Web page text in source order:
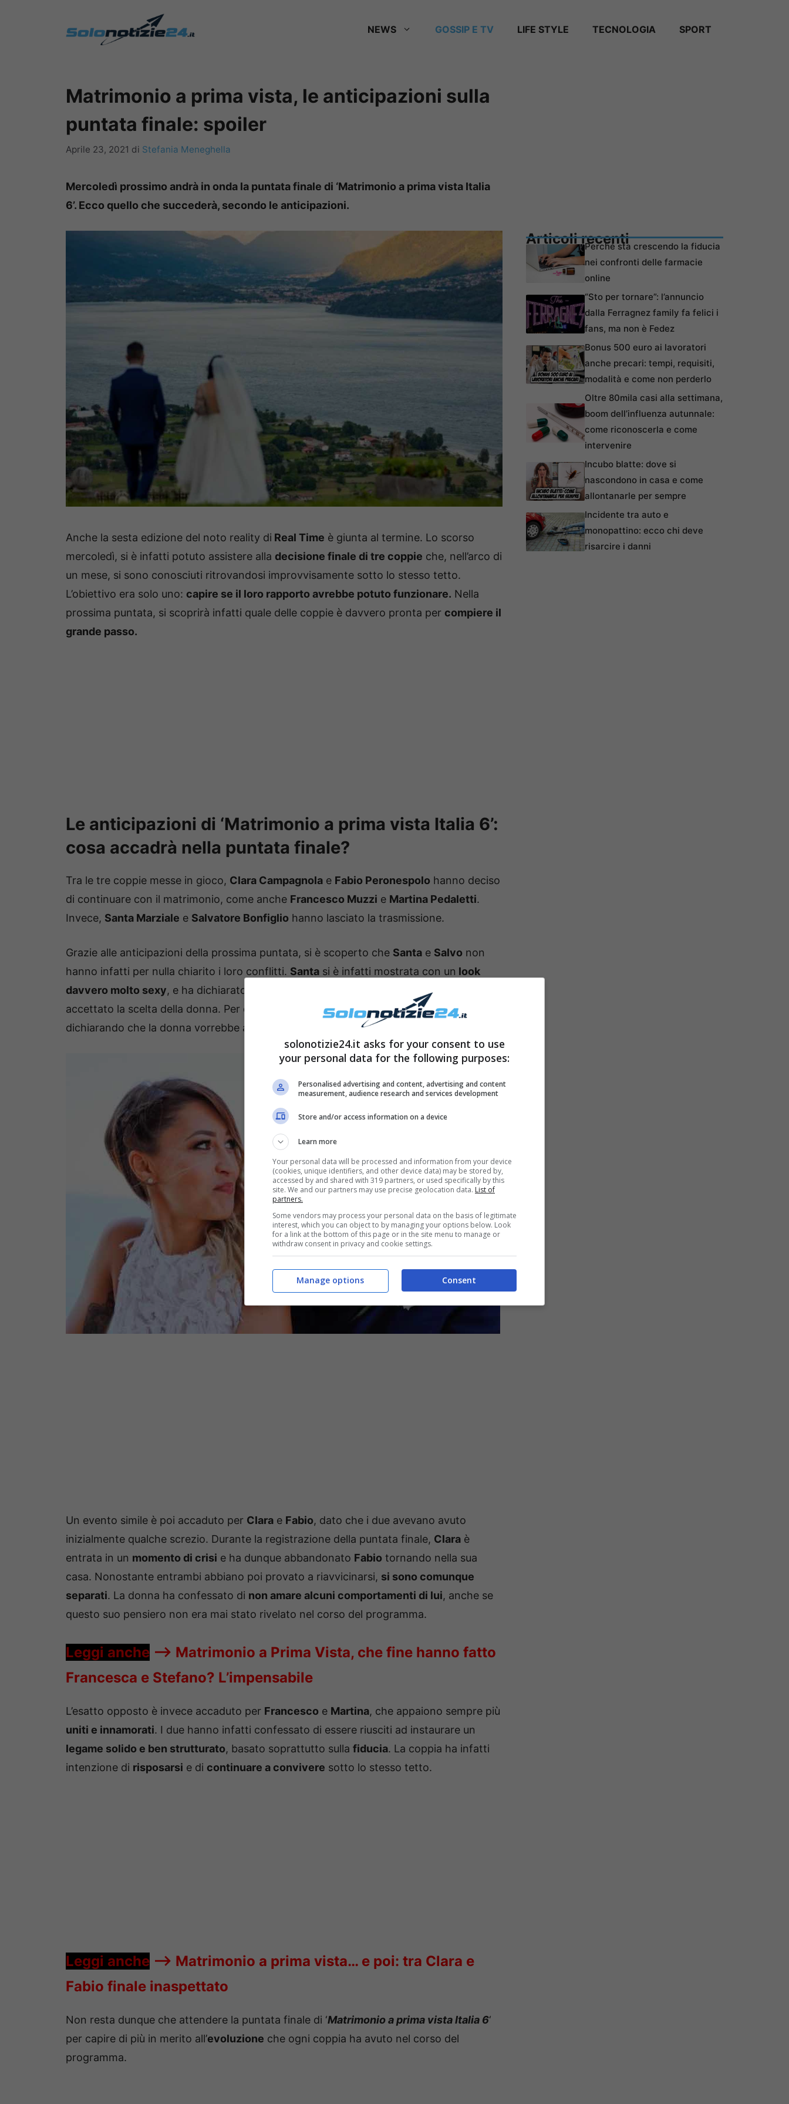
NEWS GOSSIP E TV LIFE STYLE TECNOLOGIA SPORT
Matrimonio a prima vista, le anticipazioni sulla
puntata finale: spoiler
Aprile 23, 2021 di Stefania Meneghella
Mercoledì prossimo andrà in onda la puntata finale di ‘Matrimonio a prima vista Italia
6’. Ecco quello che succederà, secondo le anticipazioni.
Anche la sesta edizione del noto reality di Real Time è giunta al termine. Lo scorso
mercoledì, si è infatti potuto assistere alla decisione finale di tre coppie che, nell’arco di
un mese, si sono conosciuti ritrovandosi improvvisamente sotto lo stesso tetto.
L’obiettivo era solo uno: capire se il loro rapporto avrebbe potuto funzionare. Nella
prossima puntata, si scoprirà infatti quale delle coppie è davvero pronta per compiere il
grande passo.
Le anticipazioni di ‘Matrimonio a prima vista Italia 6’:
cosa accadrà nella puntata finale?
Tra le tre coppie messe in gioco, Clara Campagnola e Fabio Peronespolo hanno deciso
di continuare con il matrimonio, come anche Francesco Muzzi e Martina Pedaletti.
Invece, Santa Marziale e Salvatore Bonfiglio hanno lasciato la trasmissione.
Grazie alle anticipazioni della prossima puntata, si è scoperto che Santa e Salvo non
hanno infatti per nulla chiarito i loro conflitti. Santa si è infatti mostrata con un look
davvero molto sexy, e ha dichiarato di non voler più vedere
. Quest’ultimo ha
accettato la scelta della donna. Per questo motivo, gli esperti hanno giudicatoSanta
dichiarando che la donna vorrebbe accanto a sé solo un
uomo perfetto
Un evento simile è poi accaduto per Clara e Fabio, dato che i due avevano avuto
inizialmente qualche screzio. Durante la registrazione della puntata finale, Clara è
entrata in un momento di crisi e ha dunque abbandonato Fabio tornando nella sua
casa. Nonostante entrambi abbiano poi provato a riavvicinarsi, si sono comunque
separati. La donna ha confessato di non amare alcuni comportamenti di lui, anche se
questo suo pensiero non era mai stato rivelato nel corso del programma.
Leggi anche —-> Matrimonio a Prima Vista, che fine hanno fatto
Francesca e Stefano? L’impensabile
L’esatto opposto è invece accaduto per Francesco e Martina, che appaiono sempre più
uniti e innamorati. I due hanno infatti confessato di essere riusciti ad instaurare un
legame solido e ben strutturato, basato soprattutto sulla fiducia. La coppia ha infatti
intenzione di risposarsi e di continuare a convivere sotto lo stesso tetto.
Leggi anche —-> Matrimonio a prima vista… e poi: tra Clara e
Fabio finale inaspettato
Non resta dunque che attendere la puntata finale di ‘Matrimonio a prima vista Italia 6‘
per capire di più in merito all’evoluzione che ogni coppia ha avuto nel corso del
programma.
Articoli recentiPerché sta crescendo la fiducia
nei confronti delle farmacie
online
“Sto per tornare”: l’annuncio
dalla Ferragnez family fa felici i
fans, ma non è Fedez
Bonus 500 euro ai lavoratori
anche precari: tempi, requisiti,
modalità e come non perderlo
Oltre 80mila casi alla settimana,
boom dell’influenza autunnale:
come riconoscerla e come
intervenire
Incubo blatte: dove si
nascondono in casa e come
allontanarle per sempre
Incidente tra auto e
monopattino: ecco chi deve
risarcire i danni
solonotizie24.it asks for your consent to use
your personal data for the following purposes:
Personalised advertising and content, advertising and content
measurement, audience research and services development
Store and/or access information on a device
Learn more
Your personal data will be processed and information from your device
(cookies, unique identifiers, and other device data) may be stored by,
accessed by and shared with 319 partners, or used specifically by this
site. We and our partners may use precise geolocation data. List of
partners.
Some vendors may process your personal data on the basis of legitimate
interest, which you can object to by managing your options below. Look
for a link at the bottom of this page or in the site menu to manage or
withdraw consent in privacy and cookie settings.
Consent
Manage options